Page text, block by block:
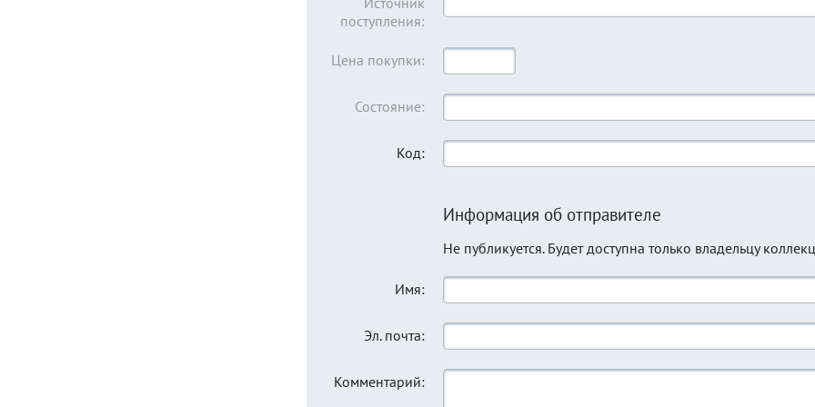
поступления:
Цена покупки:
Состояние:
Код:
Информация об отправителе
Не публикуется. Будет доступна только владельцу
Имя:
Эл. почта:
Комментарий: